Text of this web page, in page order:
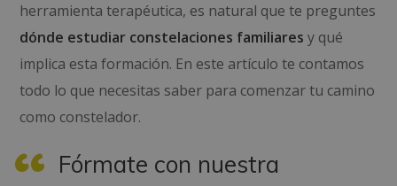
herramienta terapéutica, es natural que te preguntes
dónde estudiar constelaciones familiares y qué
implica esta formación. En este artículo te contamos
todo lo que necesitas saber para comenzar tu camino
como constelador.
Fórmate con nuestra